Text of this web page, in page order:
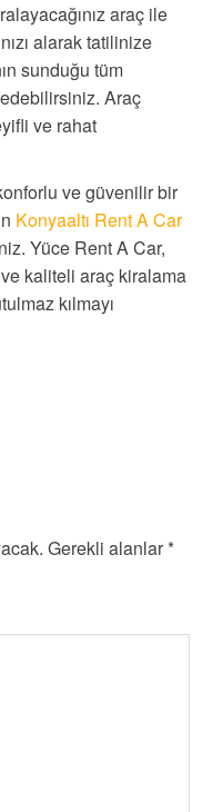
araç ile
alarak tatilinize
sunduğu tüm
Araç
ve rahat
ve güvenilir bir
Konyaaltı Rent A Car
Yüce Rent A Car,
kaliteli araç kiralama
kılmayı
Gerekli alanlar *